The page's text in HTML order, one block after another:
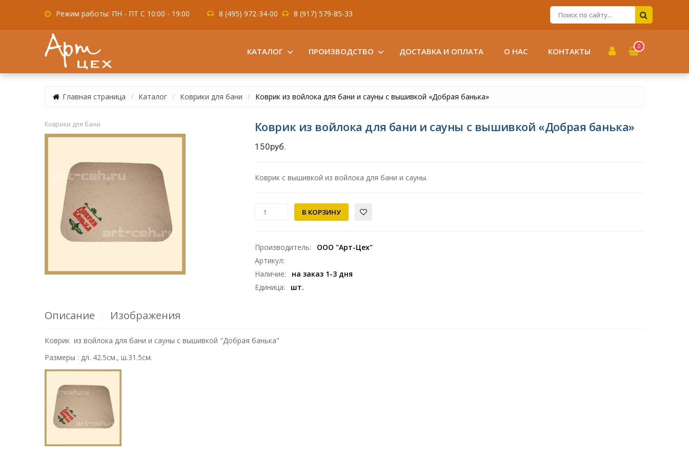
Режим работы: ПН - ПТ С 10:00 - 19:00 8 (495) 972-34-00 8 (917) 579-85-33
0
КАТАЛОГ ПРОИЗВОДСТВО ДОСТАВКА И ОПЛАТА О НАС КОНТАКТЫ
Главная страница Каталог Коврики для бани Коврик из войлока для бани и сауны с вышивкой «Добрая банька»
Коврики для бани Коврик из войлока для бани и сауны с вышивкой «Добрая банька»
150руб.
Коврик с вышивкой из войлока для бани и сауны.
Производитель:
ООО "Арт-Цех"
Артикул:
Наличие:
на заказ 1-3 дня
Единица: шт.
Описание Изображения
Коврик из войлока для бани и сауны с вышивкой "Добрая банька"
Размеры : дл. 42.5см., ш.31.5см.